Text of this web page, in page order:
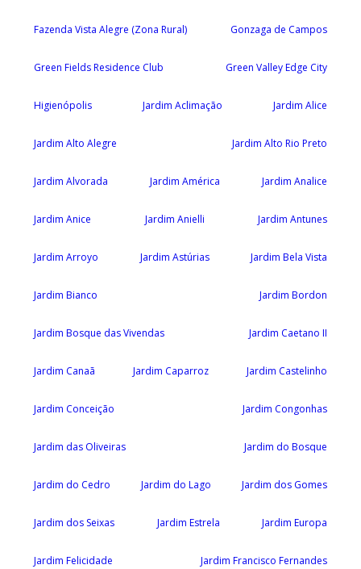
Fazenda Vista Alegre (Zona Rural) Gonzaga de Campos
Green Fields Residence Club Green Valley Edge City
Higienópolis Jardim Aclimação Jardim Alice
Jardim Alto Alegre Jardim Alto Rio Preto
Jardim Alvorada Jardim América Jardim Analice
Jardim Anice Jardim Anielli Jardim Antunes
Jardim Arroyo Jardim Astúrias Jardim Bela Vista
Jardim Bianco Jardim Bordon
Jardim Bosque das Vivendas Jardim Caetano II
Jardim Canaã Jardim Caparroz Jardim Castelinho
Jardim Conceição Jardim Congonhas
Jardim das Oliveiras Jardim do Bosque
Jardim do Cedro Jardim do Lago Jardim dos Gomes
Jardim dos Seixas Jardim Estrela Jardim Europa
Jardim Felicidade Jardim Francisco Fernandes